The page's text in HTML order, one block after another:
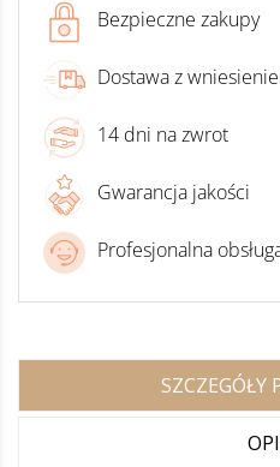
Bezpieczne zakupy
Dostawa z
14 dni na zwrot
Gwarancja jakości
Profesjonalna
SZCZEGÓŁY